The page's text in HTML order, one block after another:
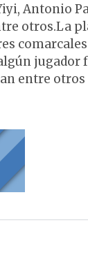
Antonio
otros.La
comarcales
jugador
entre